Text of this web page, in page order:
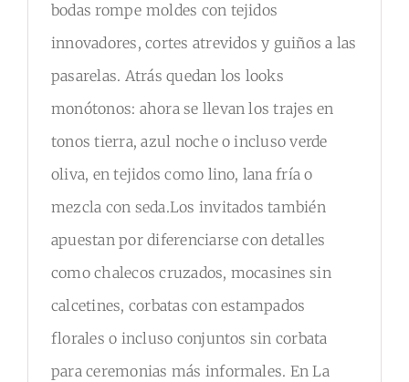
bodas rompe moldes con tejidos
innovadores, cortes atrevidos y guiños a las
pasarelas. Atrás quedan los looks
monótonos: ahora se llevan los trajes en
tonos tierra, azul noche o incluso verde
oliva, en tejidos como lino, lana fría o
mezcla con seda.Los invitados también
apuestan por diferenciarse con detalles
como chalecos cruzados, mocasines sin
calcetines, corbatas con estampados
florales o incluso conjuntos sin corbata
para ceremonias más informales. En La